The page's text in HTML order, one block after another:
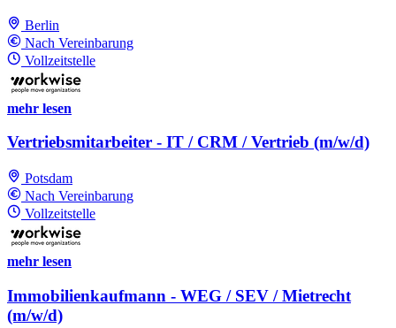
Berlin
Nach Vereinbarung
Vollzeitstelle
mehr lesen
Vertriebsmitarbeiter - IT / CRM / Vertrieb (m/w/d)
Potsdam
Nach Vereinbarung
Vollzeitstelle
mehr lesen
Immobilienkaufmann - WEG / SEV / Mietrecht
(m/w/d)